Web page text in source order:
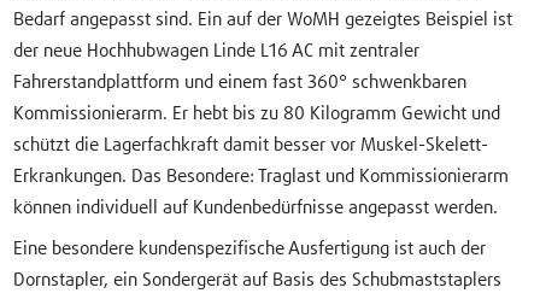
Bedarf angepasst sind. Ein auf der WoMH gezeigtes Beispiel ist
der neue Hochhubwagen Linde L16 AC mit zentraler
Fahrerstandplattform und einem fast 360° schwenkbaren
Kommissionierarm. Er hebt bis zu 80 Kilogramm Gewicht und
schützt die Lagerfachkraft damit besser vor Muskel-Skelett-
Erkrankungen. Das Besondere: Traglast und Kommissionierarm
können individuell auf Kundenbedürfnisse angepasst werden.
Eine besondere kundenspezifische Ausfertigung ist auch der
Dornstapler, ein Sondergerät auf Basis des Schubmaststaplers